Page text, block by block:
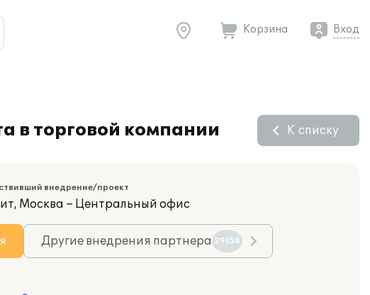
Корзина Вход
в торговой компании К списку
внедрение/проект
Москва – Центральный офис
Другие внедрения партнера 29150